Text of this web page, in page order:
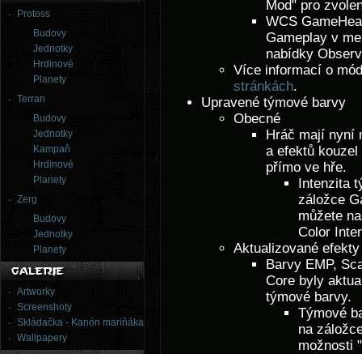
Protoss
Budovy
Jednotky
Hrdinové
Planety
Terran
Budovy
Jednotky
Kampaň
Hrdinové
Planety
Zerg
Budovy
Jednotky
Planety
Artworky
Screenshoty
Skládačka - Kanón mariňáka
Wallpapery
Mod" pro
WCS
Gameplay v
nabídky
Více informací o
stránkách.
Upravené týmové barvy
Obecné
Hráč mají nyní
a efektů
přímo ve hře.
Intenzita
záložce
můžete
Color
Aktualizované
Barvy EMP,
Core byly
týmové barvy.
Týmové
na
možnosti